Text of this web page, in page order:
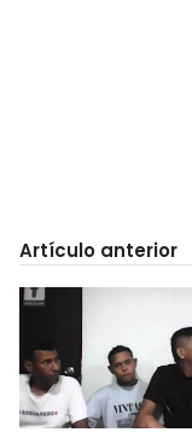
Artículo anterior